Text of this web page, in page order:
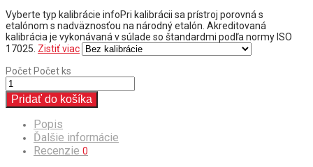
Vyberte typ kalibrácie infoPri kalibrácii sa prístroj porovná s
etalónom s nadväznosťou na národný etalón. Akreditovaná
kalibrácia je vykonávaná v súlade so štandardmi podľa normy ISO
17025. Zistiť viac
PočetPočet ks
Pridať do košíka
Popis
Ďalšie informácie
Recenzie 0